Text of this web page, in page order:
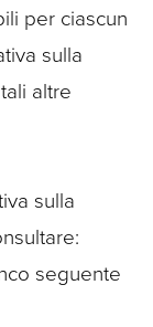
per ciascun
sulla
altre
sulla
seguente